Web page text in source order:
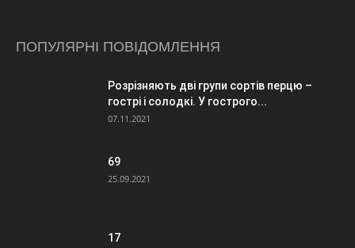
ПОПУЛЯРНІ ПОВІДОМЛЕННЯ
Розрізняють дві групи сортів перцю –
гострі і солодкі. У гострого...
07.11.2021
69
25.09.2021
17